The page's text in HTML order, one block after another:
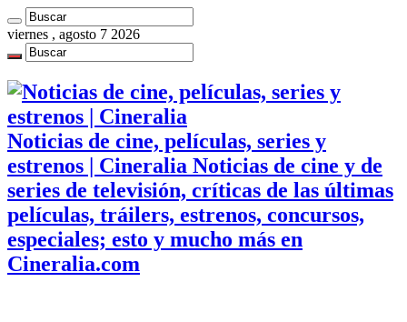
viernes , agosto 7 2026
Noticias de cine, películas, series y
estrenos | Cineralia Noticias de cine y de
series de televisión, críticas de las últimas
películas, tráilers, estrenos, concursos,
especiales; esto y mucho más en
Cineralia.com